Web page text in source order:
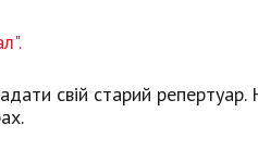
свій старий репертуар.